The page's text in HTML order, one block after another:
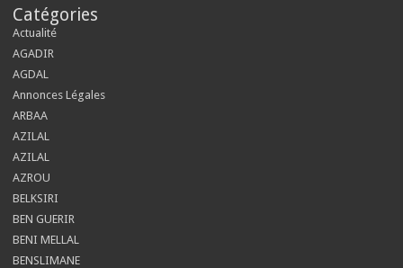
Catégories
Actualité
AGADIR
AGDAL
Annonces Légales
ARBAA
AZILAL
AZILAL
AZROU
BELKSIRI
BEN GUERIR
BENI MELLAL
BENSLIMANE